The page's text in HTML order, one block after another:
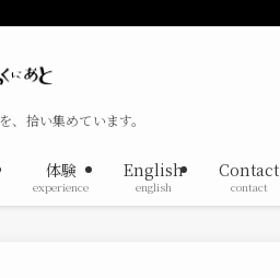
、拾い集めています。
体験
experience
English
english
Contact
contact